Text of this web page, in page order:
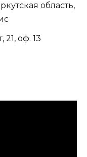
область,
21, оф. 13